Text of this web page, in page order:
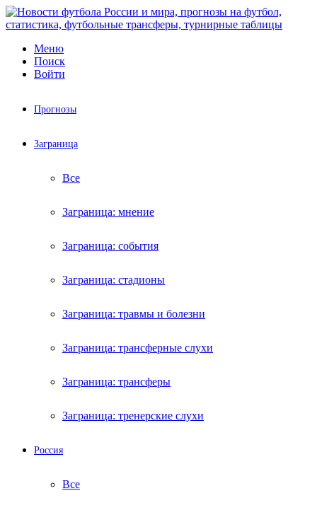
Меню
Поиск
Войти
Прогнозы
Заграница
Все
Заграница: мнение
Заграница: события
Заграница: стадионы
Заграница: травмы и болезни
Заграница: трансферные слухи
Заграница: трансферы
Заграница: тренерские слухи
Россия
Все